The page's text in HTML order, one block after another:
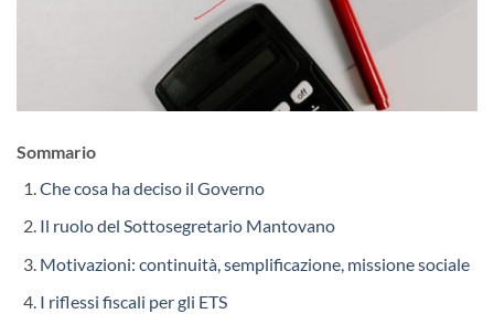
Sommario
Che cosa ha deciso il Governo
Il ruolo del Sottosegretario Mantovano
Motivazioni: continuità, semplificazione, missione sociale
I riflessi fiscali per gli ETS